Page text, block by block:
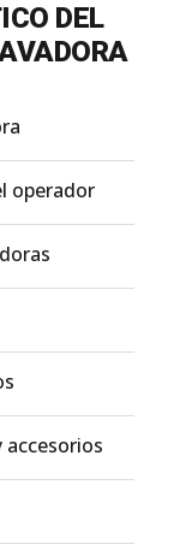
DEL
operador